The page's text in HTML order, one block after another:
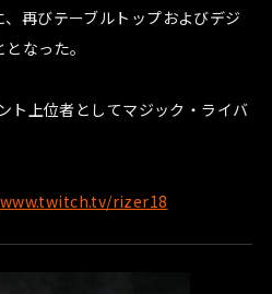
再びテーブルトップおよびデジ
なった。
ト上位者としてマジック・ライバ
rizer18